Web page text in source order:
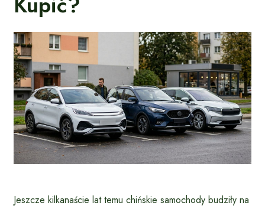
Jeszcze kilkanaście lat temu chińskie samochody budziły na